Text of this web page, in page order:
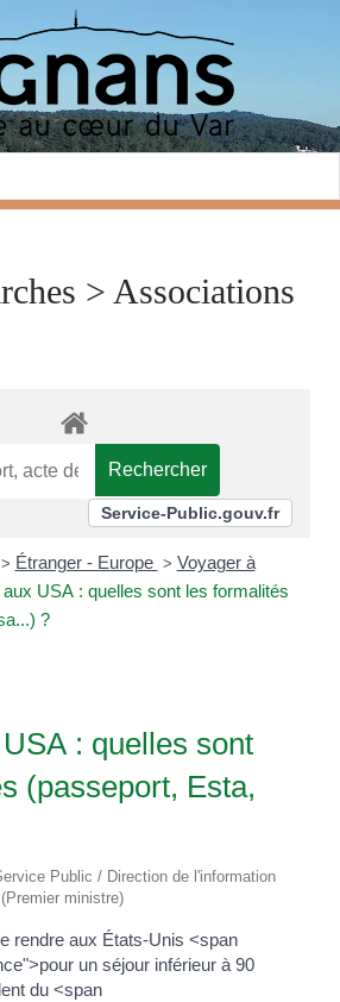
> Associations
Service-Public.gouv.fr
> Étranger - Europe > Voyager à
USA : quelles sont les formalités
?
: quelles sont
(passeport, Esta,
Public / Direction de l'information
ministre)
rendre aux États-Unis <span
un séjour inférieur à 90
du <span